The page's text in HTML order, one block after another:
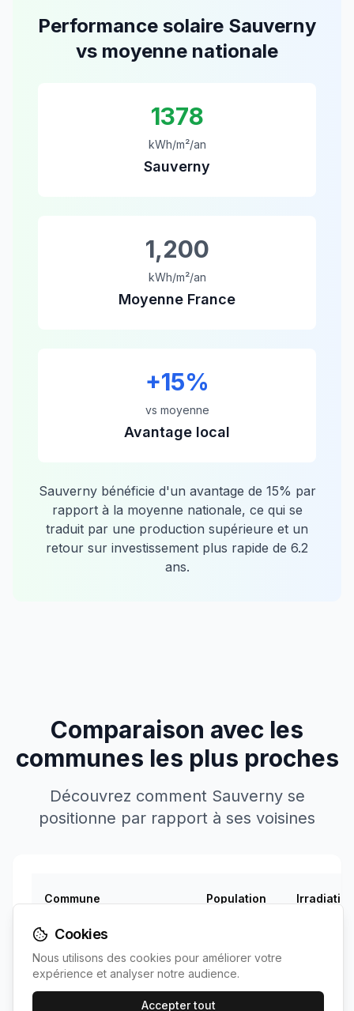
Performance solaire Sauverny
vs moyenne nationale
1378
kWh/m²/an
Sauverny
1,200
kWh/m²/an
Moyenne France
+15%
vs moyenne
Avantage local
Sauvernybénéficie d'un avantage de 15% par
rapport à la moyenne nationale, ce qui se
traduit par une production supérieure et un
retour sur investissement plus rapide de 6.2
ans.
Comparaison avec les
communes les plus proches
Découvrez comment Sauvernyse
positionne par rapport à ses voisines
Commune Population Irradiation
commune
Cookies
Nous utilisons des cookies pour améliorer votre
expérience et analyser notre audience.
Accepter tout